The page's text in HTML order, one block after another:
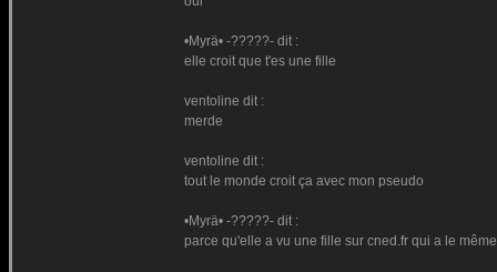
•Myrä• -?????- dit :
elle croit que t'es une fille
ventoline dit :
merde
ventoline dit :
tout le monde croit ça avec mon pseudo
•Myrä• -?????- dit :
parce qu'elle a vu une fille sur cned.fr qui a le